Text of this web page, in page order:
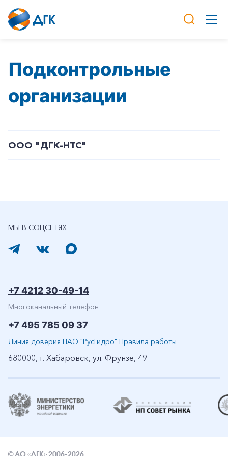
Подконтрольные
организации
ООО "ДГК-НТС"
МЫ В СОЦСЕТЯХ
+7 4212 30-49-14
Многоканальный телефон
+7 495 785 09 37
Линия доверия ПАО "РусГидро" Правила работы
680000, г. Хабаровск, ул. Фрунзе, 49